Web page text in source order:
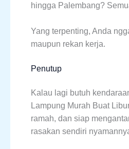
hingga Palembang?
Yang terpenting, Anda
maupun rekan kerja.
Penutup
Kalau lagi butuh
Lampung Murah Buat
ramah, dan siap
rasakan sendiri